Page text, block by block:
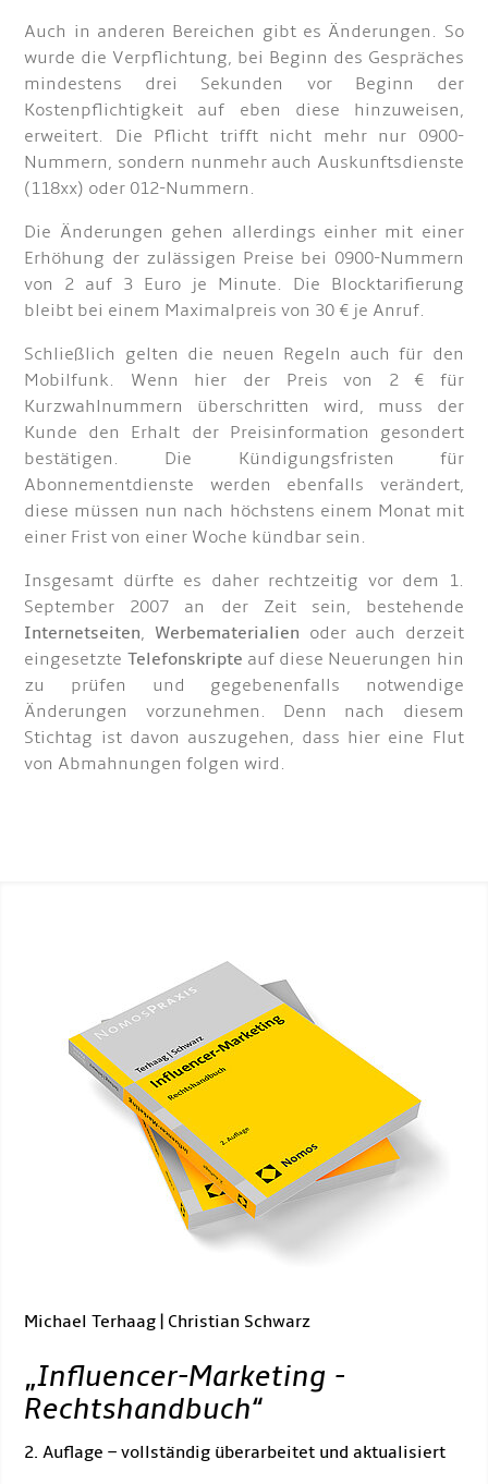
Auch in anderen Bereichen gibt es Änderungen. So
wurde die Verpflichtung, bei Beginn des Gespräches
mindestens drei Sekunden vor Beginn der
Kostenpflichtigkeit auf eben diese hinzuweisen,
erweitert. Die Pflicht trifft nicht mehr nur 0900-
Nummern, sondern nunmehr auch Auskunftsdienste
(118xx) oder 012-Nummern.
Die Änderungen gehen allerdings einher mit einer
Erhöhung der zulässigen Preise bei 0900-Nummern
von 2 auf 3 Euro je Minute. Die Blocktarifierung
bleibt bei einem Maximalpreis von 30 € je Anruf.
Schließlich gelten die neuen Regeln auch für den
Mobilfunk. Wenn hier der Preis von 2 € für
Kurzwahlnummern überschritten wird, muss der
Kunde den Erhalt der Preisinformation gesondert
bestätigen. Die Kündigungsfristen für
Abonnementdienste werden ebenfalls verändert,
diese müssen nun nach höchstens einem Monat mit
einer Frist von einer Woche kündbar sein.
Insgesamt dürfte es daher rechtzeitig vor dem 1.
September 2007 an der Zeit sein, bestehende
Internetseiten, Werbematerialien oder auch derzeit
eingesetzte Telefonskripte auf diese Neuerungen hin
zu prüfen und gegebenenfalls notwendige
Änderungen vorzunehmen. Denn nach diesem
Stichtag ist davon auszugehen, dass hier eine Flut
von Abmahnungen folgen wird.
Michael Terhaag | Christian Schwarz
„Influencer-Marketing -
Rechtshandbuch“
2. Auflage – vollständig überarbeitet und aktualisiert